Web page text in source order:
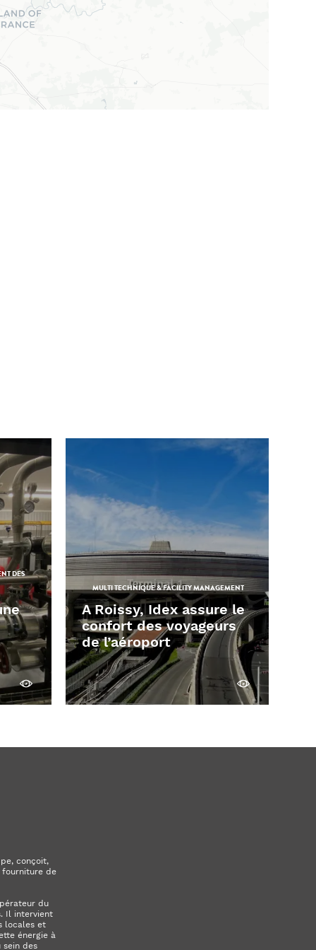
DES
Découvrir
MULTI TECHNIQUE & FACILITY MANAGEMENT
A Roissy, Idex assure le
confort des voyageurs
de l’aéroport
Découvrir
conçoit,
de
du
Il intervient
locales et
énergie à
sein des